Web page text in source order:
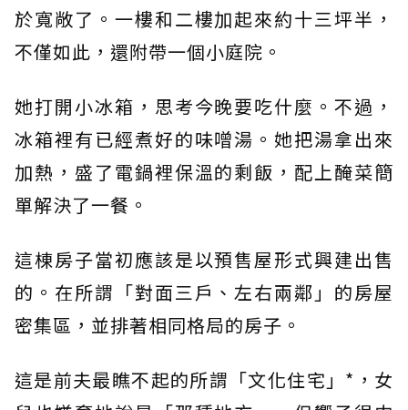
於寬敞了。一樓和二樓加起來約十三坪半，
不僅如此，還附帶一個小庭院。
她打開小冰箱，思考今晚要吃什麼。不過，
冰箱裡有已經煮好的味噌湯。她把湯拿出來
加熱，盛了電鍋裡保溫的剩飯，配上醃菜簡
單解決了一餐。
這棟房子當初應該是以預售屋形式興建出售
的。在所謂「對面三戶、左右兩鄰」的房屋
密集區，並排著相同格局的房子。
這是前夫最瞧不起的所謂「文化住宅」*，女